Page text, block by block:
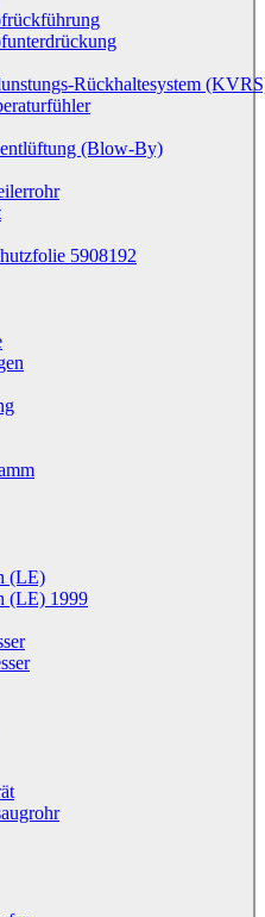
Rückhaltesystem
(Blow-By)
5908192
(LE)
(LE) 1999